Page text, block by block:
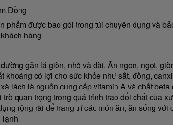
Đồng
phẩm được bao gói trong túi chuyên dụng và
hàng
gân lá giòn, nhỏ và dài. Ăn ngon, ngọt,
khoáng có lợi cho sức khỏe như sắt, đồng,
lách là nguồn cung cấp vitamin A và chất
quan trọng trong quá trình trao đổi chất của
rộng rãi để trang trí các món ăn, ăn sống
lạnh.